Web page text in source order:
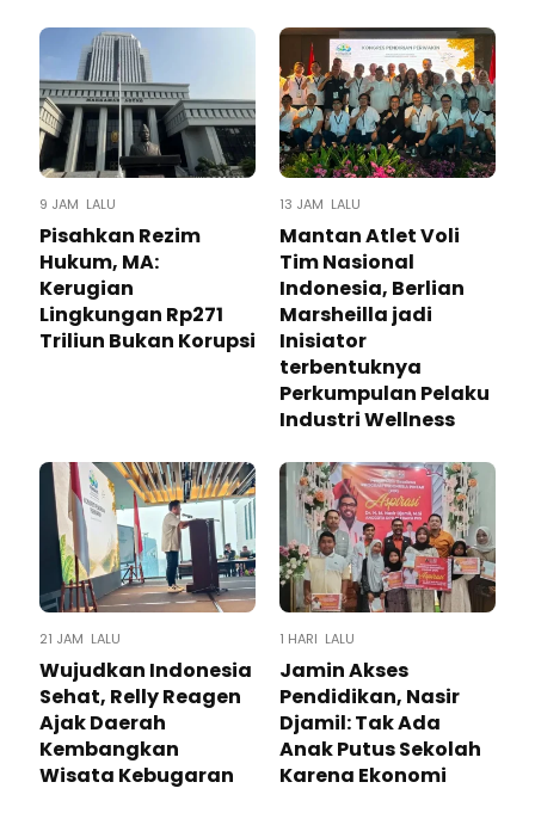
9 JAM LALU
Pisahkan Rezim
Hukum, MA:
Kerugian
Lingkungan Rp271
Triliun Bukan Korupsi
13 JAM LALU
Mantan Atlet Voli
Tim Nasional
Indonesia, Berlian
Marsheilla jadi
Inisiator
terbentuknya
Perkumpulan Pelaku
Industri Wellness
21 JAM LALU
Wujudkan Indonesia
Sehat, Relly Reagen
Ajak Daerah
Kembangkan
Wisata Kebugaran
1 HARI LALU
Jamin Akses
Pendidikan, Nasir
Djamil: Tak Ada
Anak Putus Sekolah
Karena Ekonomi